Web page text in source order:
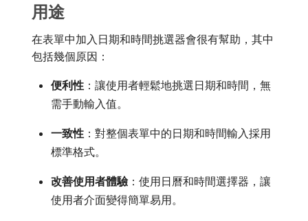
用途
在表單中加入日期和時間挑選器會很有幫助，其中
包括幾個原因：
便利性 ：讓使用者輕鬆地挑選日期和時間，無
需手動輸入值。
一致性 ：對整個表單中的日期和時間輸入採用
標準格式。
改善使用者體驗：使用日曆和時間選擇器，讓
使用者介面變得簡單易用。